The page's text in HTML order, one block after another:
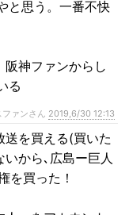
と思う。一番不快
阪神ファンからし
る
ァンさん 2019,6/30 12:13
送を買える(買いた
から､広島ー巨人
を買った！